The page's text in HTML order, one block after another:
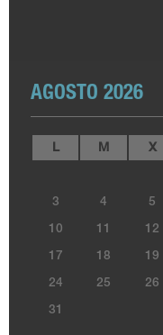
AGOSTO 2026
L M X
3 4 5
10 11 12
17 18 19
24 25 26
31